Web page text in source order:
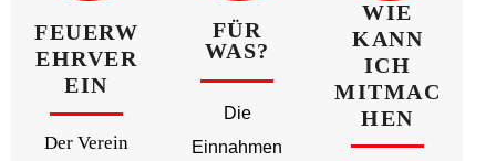
FEUERW
EHRVER
EIN
Der Verein
FÜR
WAS?
Die
Einnahmen
WIE
KANN
ICH
MITMAC
HEN